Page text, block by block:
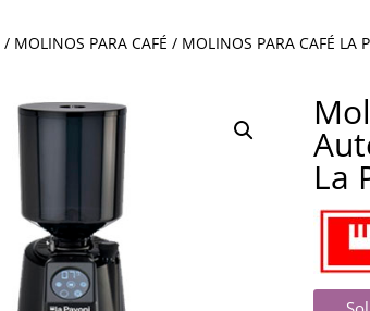
/ MOLINOS PARA CAFÉ / MOLINOS PARA CAFÉ LA
La